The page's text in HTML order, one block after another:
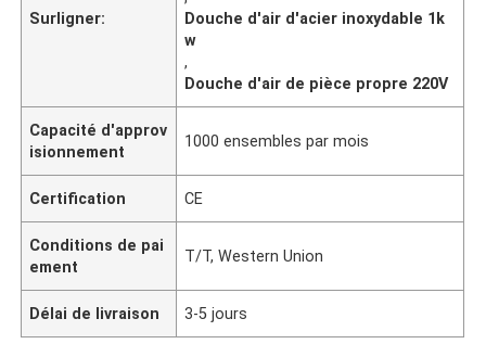
Surligner:
Douche d'air d'acier inoxydable 1k
w
,
Douche d'air de pièce propre 220V
Capacité d'approv
isionnement
1000 ensembles par mois
Certification CE
Conditions de pai
ement
T/T, Western Union
Délai de livraison 3-5 jours